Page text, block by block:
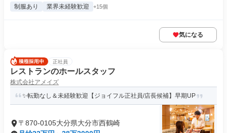
制服あり 業界未経験歓迎 +15個
気になる
正社員
レストランのホールスタッフ
株式会社アメイズ
✨転勤なし＆未経験歓迎【ジョイフル正社員/店長候補】早期UP
〒870-0105大分県大分市西鶴崎